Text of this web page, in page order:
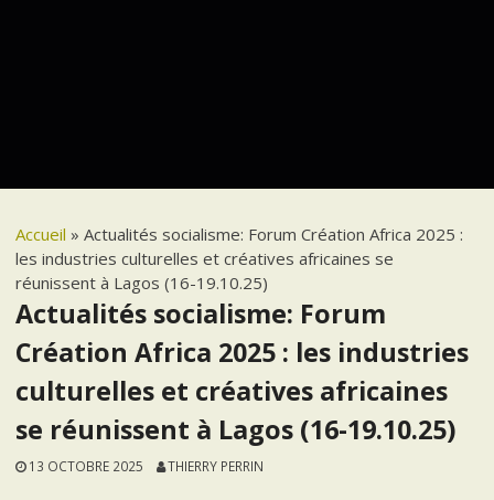
Accueil »Actualités socialisme: Forum Création Africa 2025 :
les industries culturelles et créatives africaines se
réunissent à Lagos (16-19.10.25)
Actualités socialisme: Forum
Création Africa 2025 : les industries
culturelles et créatives africaines
se réunissent à Lagos (16-19.10.25)
13 OCTOBRE 2025 THIERRY PERRIN